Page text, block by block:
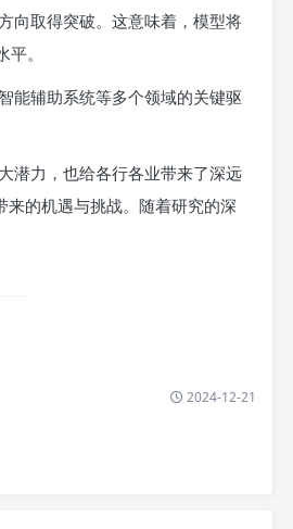
向取得突破。这意味着，模型将
。
能辅助系统等多个领域的关键驱
潜力，也给各行各业带来了深远
的机遇与挑战。随着研究的深
2024-12-21